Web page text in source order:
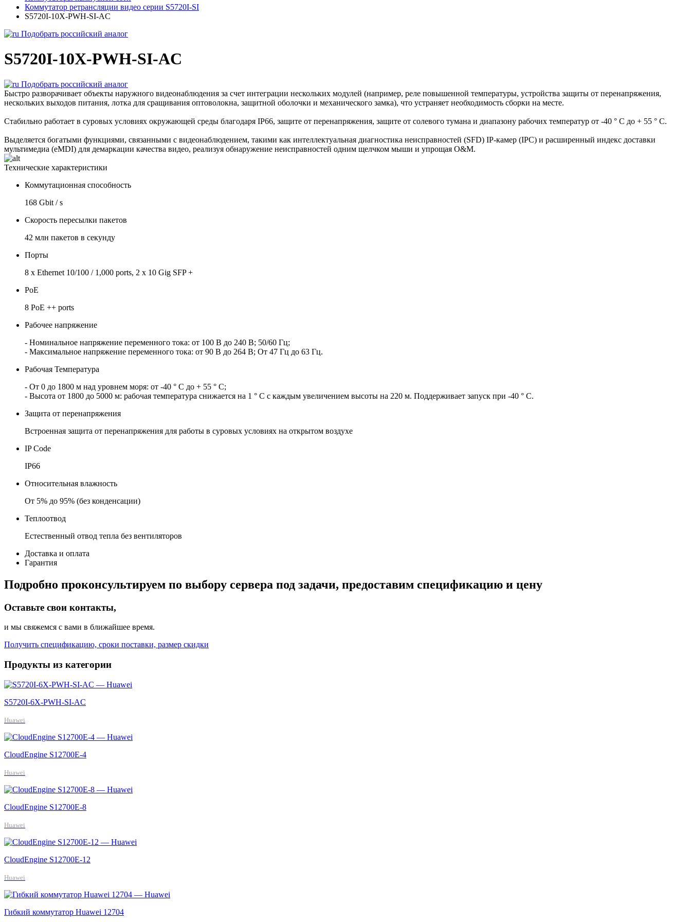
Коммутатор ретрансляции видео серии S5720I-SI
S5720I-10X-PWH-SI-AC
Подобрать российский аналог
S5720I-10X-PWH-SI-AC
Подобрать российский аналог
Быстро разворачивает объекты наружного видеонаблюдения за счет интеграции нескольких модулей (например, реле повышенной температуры, устройства защиты от перенапряжения,
нескольких выходов питания, лотка для сращивания оптоволокна, защитной оболочки и механического замка), что устраняет необходимость сборки на месте.
Стабильно работает в суровых условиях окружающей среды благодаря IP66, защите от перенапряжения, защите от солевого тумана и диапазону рабочих температур от -40 ° C до + 55 ° C.
Выделяется богатыми функциями, связанными с видеонаблюдением, такими как интеллектуальная диагностика неисправностей (SFD) IP-камер (IPC) и расширенный индекс доставки
мультимедиа (eMDI) для демаркации качества видео, реализуя обнаружение неисправностей одним щелчком мыши и упрощая O&M.
Технические характеристики
Коммутационная способность
168 Gbit / s
Скорость пересылки пакетов
42 млн пакетов в секунду
Порты
8 x Ethernet 10/100 / 1,000 ports, 2 x 10 Gig SFP +
PoE
8 PoE ++ ports
Рабочее напряжение
- Номинальное напряжение переменного тока: от 100 В до 240 В; 50/60 Гц;
- Максимальное напряжение переменного тока: от 90 В до 264 В; От 47 Гц до 63 Гц.
Рабочая Температура
- От 0 до 1800 м над уровнем моря: от -40 ° C до + 55 ° C;
- Высота от 1800 до 5000 м: рабочая температура снижается на 1 ° C с каждым увеличением высоты на 220 м. Поддерживает запуск при -40 ° C.
Защита от перенапряжения
Встроенная защита от перенапряжения для работы в суровых условиях на открытом воздухе
IP Code
IP66
Относительная влажность
От 5% до 95% (без конденсации)
Теплоотвод
Естественный отвод тепла без вентиляторов
Доставка и оплата
Гарантия
Подробно проконсультируем по выбору сервера под задачи, предоставим спецификацию и цену
Оставьте свои контакты,
и мы свяжемся с вами в ближайшее время.
Получить спецификацию, сроки поставки, размер скидки
Продукты из категории
S5720I-6X-PWH-SI-AC
Huawei
CloudEngine S12700E-4
Huawei
CloudEngine S12700E-8
Huawei
CloudEngine S12700E-12
Huawei
Гибкий коммутатор Huawei 12704